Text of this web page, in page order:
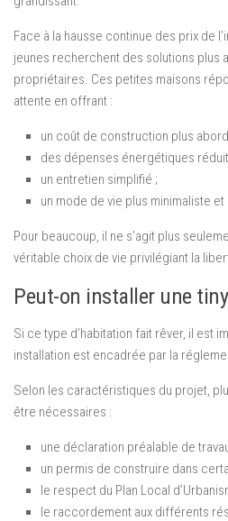
Face à la hausse continue des prix de
jeunes recherchent des solutions plus
propriétaires. Ces petites maisons
attente en offrant :
un coût de construction plus
des dépenses énergétiques
un entretien simplifié ;
un mode de vie plus minimaliste
Pour beaucoup, il ne s’agit plus
véritable choix de vie privilégiant la
Peut-on installer une
Si ce type d’habitation fait rêver, il est
installation est encadrée par la
Selon les caractéristiques du projet,
être nécessaires :
une déclaration préalable de
un permis de construire dans
le respect du Plan Local
le raccordement aux différents